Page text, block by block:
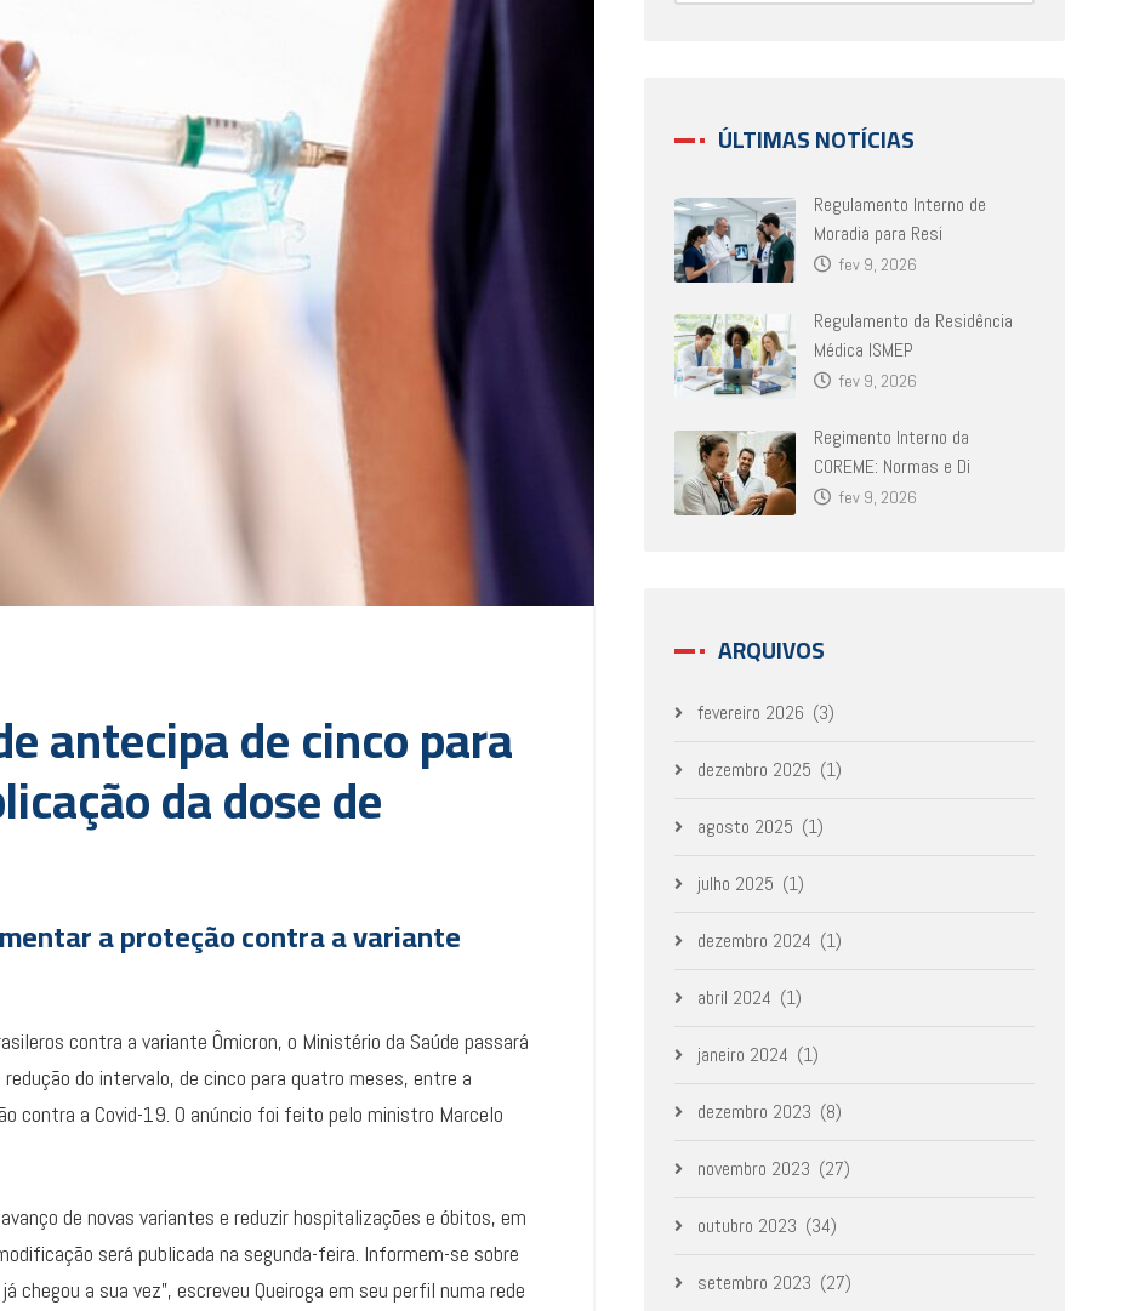
antecipa de cinco para
da dose de
a proteção contra a variante
contra a variante Ômicron, o Ministério da Saúde passará
do intervalo, de cinco para quatro meses, entre a
contra a Covid-19. O anúncio foi feito pelo ministro Marcelo
de novas variantes e reduzir hospitalizações e óbitos, em
será publicada na segunda-feira. Informem-se sobre
chegou a sua vez”, escreveu Queiroga em seu perfil numa rede
ÚLTIMAS NOTÍCIAS
Regulamento Interno de
Moradia para Resi
fev 9, 2026
Regulamento da Residência
Médica ISMEP
fev 9, 2026
Regimento Interno da
COREME: Normas e Di
fev 9, 2026
ARQUIVOS
fevereiro 2026 (3)
dezembro 2025 (1)
agosto 2025 (1)
julho 2025 (1)
dezembro 2024 (1)
abril 2024 (1)
janeiro 2024 (1)
dezembro 2023 (8)
novembro 2023 (27)
outubro 2023 (34)
setembro 2023 (27)